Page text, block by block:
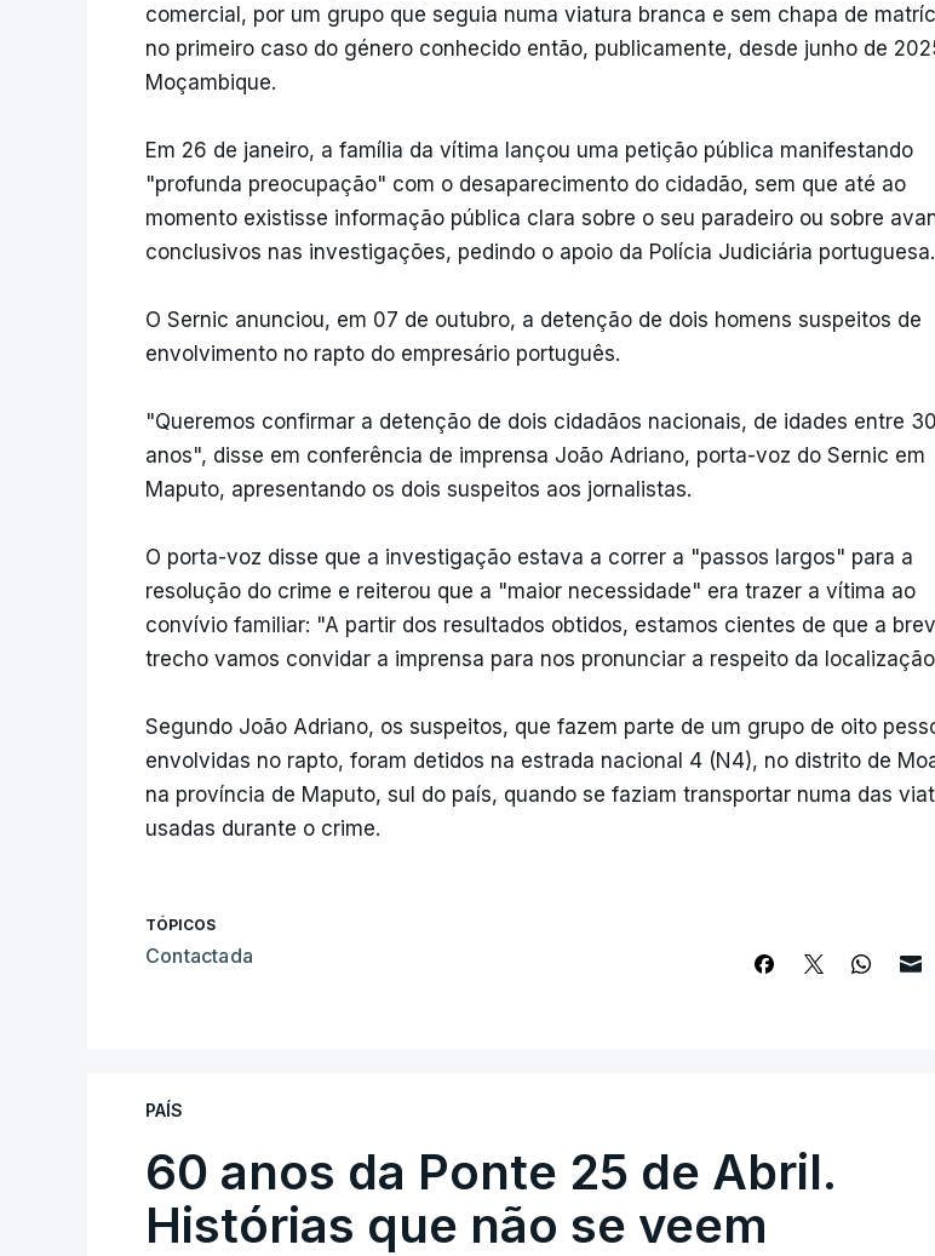
comercial, por um grupo que seguia numa viatura branca e sem chapa de
no primeiro caso do género conhecido então, publicamente, desde junho de
Moçambique.
Em 26 de janeiro, a família da vítima lançou uma petição pública manifestando
"profunda preocupação" com o desaparecimento do cidadão, sem que até ao
momento existisse informação pública clara sobre o seu paradeiro ou sobre
conclusivos nas investigações, pedindo o apoio da Polícia Judiciária portuguesa.
O Sernic anunciou, em 07 de outubro, a detenção de dois homens suspeitos de
envolvimento no rapto do empresário português.
"Queremos confirmar a detenção de dois cidadãos nacionais, de idades entre
anos", disse em conferência de imprensa João Adriano, porta-voz do Sernic em
Maputo, apresentando os dois suspeitos aos jornalistas.
O porta-voz disse que a investigação estava a correr a "passos largos" para a
resolução do crime e reiterou que a "maior necessidade" era trazer a vítima ao
convívio familiar: "A partir dos resultados obtidos, estamos cientes de que a
trecho vamos convidar a imprensa para nos pronunciar a respeito da
Segundo João Adriano, os suspeitos, que fazem parte de um grupo de oito
envolvidas no rapto, foram detidos na estrada nacional 4 (N4), no distrito de
na província de Maputo, sul do país, quando se faziam transportar numa das
usadas durante o crime.
TÓPICOS
Contactada
PAÍS
60 anos da Ponte 25 de Abril.
Histórias que não se veem